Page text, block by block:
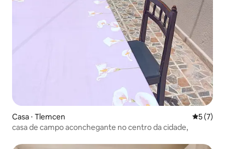
Casa ⋅ Tlemcen 5 de
5 (7)
casa de campo aconchegante no centro da cidade,